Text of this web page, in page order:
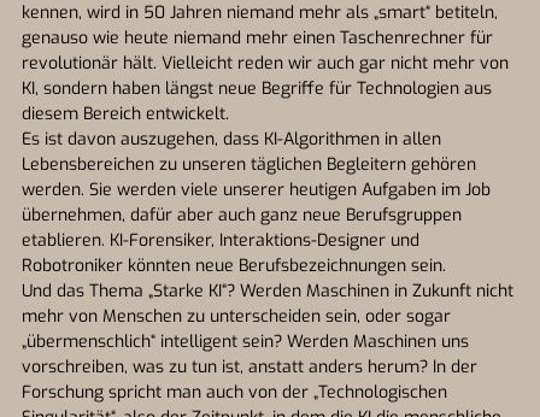
kennen, wird in 50 Jahren niemand mehr als „smart“ betiteln,
genauso wie heute niemand mehr einen Taschenrechner für
revolutionär hält. Vielleicht reden wir auch gar nicht mehr von
KI, sondern haben längst neue Begriffe für Technologien aus
diesem Bereich entwickelt.
Es ist davon auszugehen, dass KI-Algorithmen in allen
Lebensbereichen zu unseren täglichen Begleitern gehören
werden. Sie werden viele unserer heutigen Aufgaben im Job
übernehmen, dafür aber auch ganz neue Berufsgruppen
etablieren. KI-Forensiker, Interaktions-Designer und
Robotroniker könnten neue Berufsbezeichnungen sein.
Und das Thema „Starke KI“? Werden Maschinen in Zukunft nicht
mehr von Menschen zu unterscheiden sein, oder sogar
„übermenschlich“ intelligent sein? Werden Maschinen uns
vorschreiben, was zu tun ist, anstatt anders herum? In der
Forschung spricht man auch von der „Technologischen